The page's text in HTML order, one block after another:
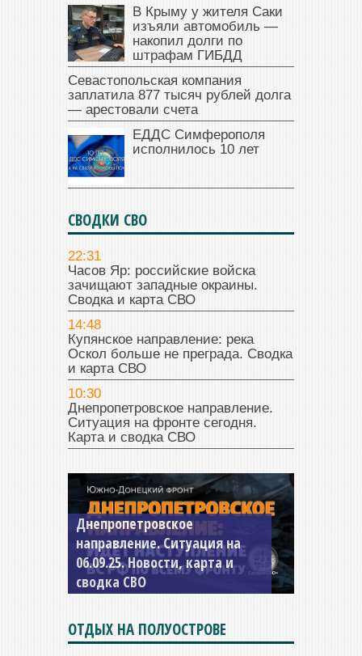
В Крыму у жителя Саки
изъяли автомобиль —
накопил долги по
штрафам ГИБДД
Севастопольская компания
заплатила 877 тысяч рублей долга
— арестовали счета
ЕДДС Симферополя
исполнилось 10 лет
СВОДКИ СВО
22:31
Часов Яр: российские войска
зачищают западные окраины.
Сводка и карта СВО
14:48
Купянское направление: река
Оскол больше не преграда. Сводка
и карта СВО
10:30
Днепропетровское направление.
Ситуация на фронте сегодня.
Карта и сводка СВО
Днепропетровское
направление. Ситуация на
06.09.25. Новости, карта и
сводка СВО
ОТДЫХ НА ПОЛУОСТРОВЕ